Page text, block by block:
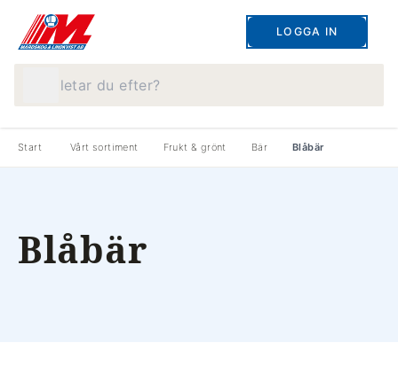
LOGGA IN
Start Vårt sortiment Frukt & grönt Bär Blåbär
Blåbär